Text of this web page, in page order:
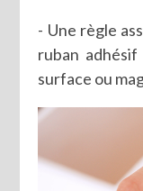
- Une règle
ruban adhésif
surface ou